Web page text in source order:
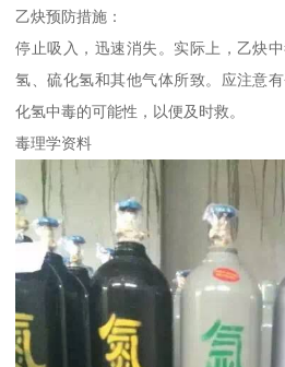
乙炔预防措施：
停止吸入，迅速消失。实际上，乙炔
氢、硫化氢和其他气体所致。应注意
化氢中毒的可能性，以便及时救。
毒理学资料